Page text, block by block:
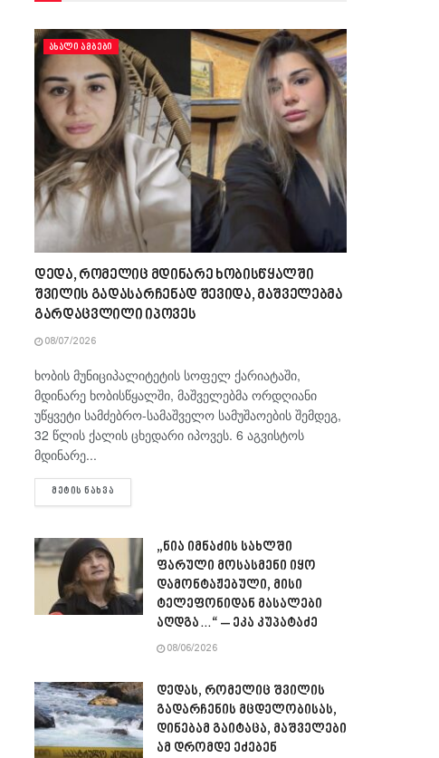
ᲐᲮᲐᲚᲘ ᲐᲛᲑᲔᲑᲘ
დედა, რომელიც მდინარე ხობისწყალში
შვილის გადასარჩენად შევიდა, მაშველებმა
გარდაცვლილი იპოვეს
08/07/2026
ხობის მუნიციპალიტეტის სოფელ ქარიატაში,
მდინარე ხობისწყალში, მაშველებმა ორდღიანი
უწყვეტი სამძებრო-სამაშველო სამუშაოების შემდეგ,
32 წლის ქალის ცხედარი იპოვეს. 6 აგვისტოს
მდინარე...
ᲛᲔᲢᲘᲡ ᲜᲐᲮᲕᲐ
„ნია იმნაძის სახლში
ფარული მოსასმენი იყო
დამონტაჟებული, მისი
ტელეფონიდან მასალები
აღდგა…“ – ეკა კუპატაძე
08/06/2026
დედას, რომელიც შვილის
გადარჩენის მცდელობისას,
დინებამ გაიტაცა, მაშველები
ამ დრომდე ეძებენ